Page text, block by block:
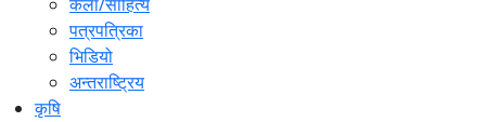
पत्रपत्रिका
भिडियो
अन्तराष्ट्रिय
कृषि